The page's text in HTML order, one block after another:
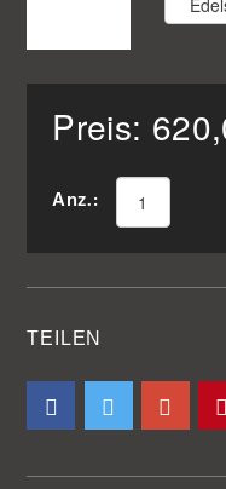
Preis:
Anz.:
TEILEN